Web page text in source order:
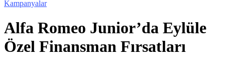
Kampanyalar
Alfa Romeo Junior’da Eylüle
Özel Finansman Fırsatları